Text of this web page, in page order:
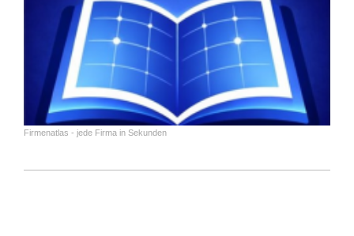
Firmenatlas - jede Firma in Sekunden